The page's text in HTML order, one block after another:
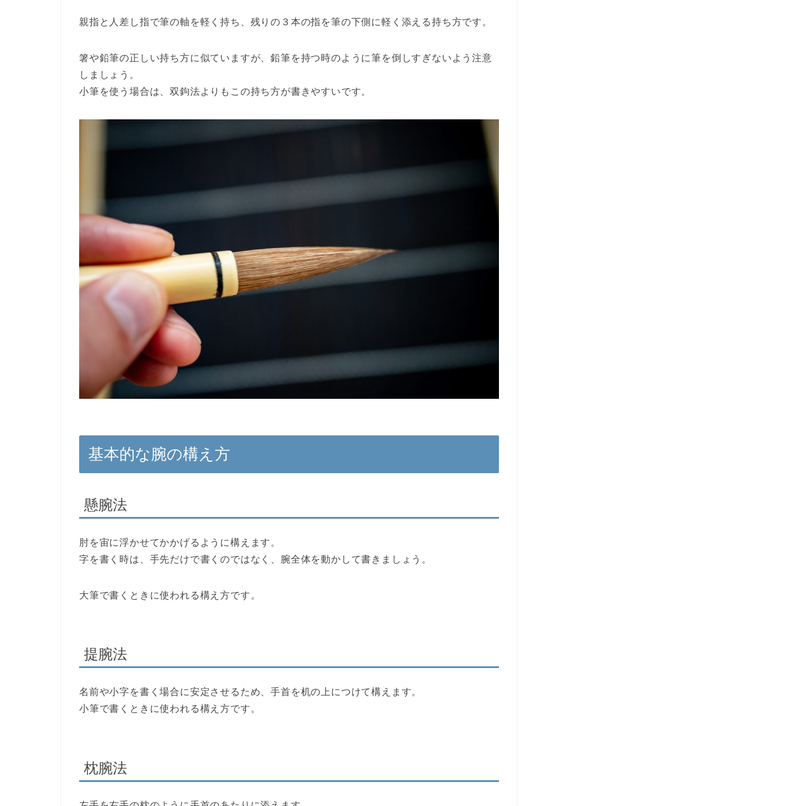
親指と人差し指で筆の軸を軽く持ち、残りの３本の指を筆の下側に軽く添える持ち方です。
箸や鉛筆の正しい持ち方に似ていますが、鉛筆を持つ時のように筆を倒しすぎないよう注意
しましょう。
小筆を使う場合は、双鉤法よりもこの持ち方が書きやすいです。
基本的な腕の構え方
懸腕法
肘を宙に浮かせてかかげるように構えます。
字を書く時は、手先だけで書くのではなく、腕全体を動かして書きましょう。
大筆で書くときに使われる構え方です。
提腕法
名前や小字を書く場合に安定させるため、手首を机の上につけて構えます。
小筆で書くときに使われる構え方です。
枕腕法